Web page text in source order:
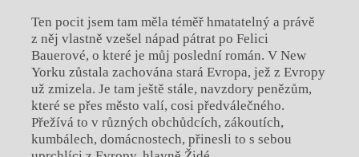
Ten pocit jsem tam měla téměř hmatatelný a právě
z něj vlastně vzešel nápad pátrat po Felici
Bauerové, o které je můj poslední román. V New
Yorku zůstala zachována stará Evropa, jež z Evropy
už zmizela. Je tam ještě stále, navzdory penězům,
které se přes město valí, cosi předválečného.
Přežívá to v různých obchůdcích, zákoutích,
kumbálech, domácnostech, přinesli to s sebou